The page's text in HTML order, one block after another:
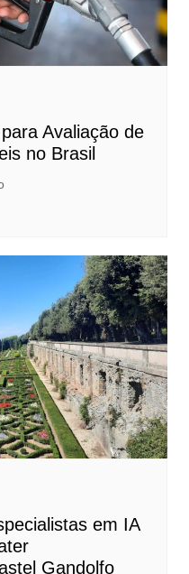
Avaliação de
no Brasil
em IA
Gandolfo